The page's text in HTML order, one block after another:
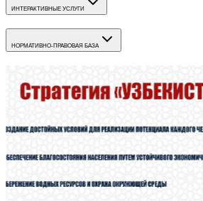
ИНТЕРАКТИВНЫЕ УСЛУГИ
НОРМАТИВНО-ПРАВОВАЯ БАЗА